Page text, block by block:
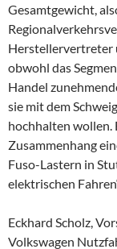
Gesamtgewicht,
Herstellervertreter
obwohl das
Handel
sie mit dem
hochhalten
Zusammenhang
Fuso-Lastern in
elektrischen
Eckhard Scholz,
Volkswagen